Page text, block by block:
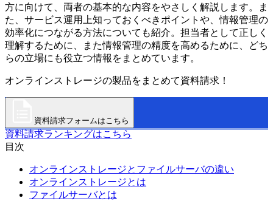
方に向けて、両者の基本的な内容をやさしく解説します。ま
た、サービス運用上知っておくべきポイントや、情報管理の
効率化につながる方法についても紹介。担当者として正しく
理解するために、また情報管理の精度を高めるために、どち
らの立場にも役立つ情報をまとめています。
オンラインストレージの製品をまとめて資料請求！
資料請求フォームはこちら
資料請求ランキングはこちら
目次
オンラインストレージとファイルサーバの違い
オンラインストレージとは
ファイルサーバとは